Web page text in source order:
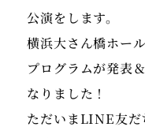
公演をします。
横浜大さん橋ホー
プログラムが発表
なりました！
ただいまLINE友だ